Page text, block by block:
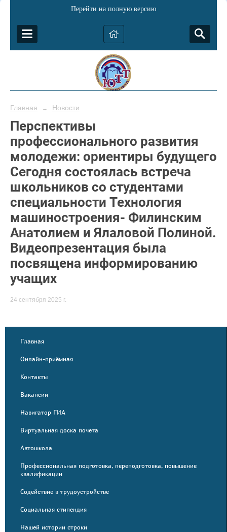
Перейти на полную версию
Главная → Новости
Перспективы
профессионального развития
молодежи: ориентиры будущего
Сегодня состоялась встреча
школьников со студентами
специальности Технология
машиностроения- Филинским
Анатолием и Ялаловой Полиной.
Видеопрезентация была
посвящена информированию
учащих
24 сентября 2025 г.
Главная
Онлайн-приёмная
Контакты
Вакансии
Навигатор ГИА
Виртуальная доска почета
Автошкола
Профессиональная подготовка, переподготовка, повышение
квалификации
Содействие в трудоустройстве
Социальная стипендия
Нашей истории строки